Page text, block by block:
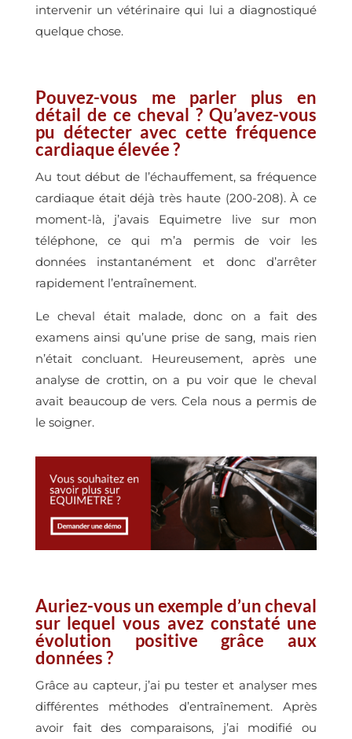
intervenir un vétérinaire qui lui a diagnostiqué
quelque chose.
Pouvez-vous me parler plus en
détail de ce cheval ? Qu’avez-vous
pu détecter avec cette fréquence
cardiaque élevée ?
Au tout début de l’échauffement, sa fréquence
cardiaque était déjà très haute (200-208). À ce
moment-là, j’avais Equimetre live sur mon
téléphone, ce qui m’a permis de voir les
données instantanément et donc d’arrêter
rapidement l’entraînement.
Le cheval était malade, donc on a fait des
examens ainsi qu’une prise de sang, mais rien
n’était concluant. Heureusement, après une
analyse de crottin, on a pu voir que le cheval
avait beaucoup de vers. Cela nous a permis de
le soigner.
Auriez-vous un exemple d’un cheval
sur lequel vous avez constaté une
évolution positive grâce aux
données ?
Grâce au capteur, j’ai pu tester et analyser mes
différentes méthodes d’entraînement. Après
avoir fait des comparaisons, j’ai modifié ou